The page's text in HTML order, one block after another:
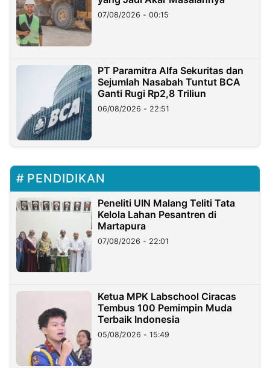
07/08/2026 - 00:15
PT Paramitra Alfa Sekuritas dan
Sejumlah Nasabah Tuntut BCA
Ganti Rugi Rp2,8 Triliun
06/08/2026 - 22:51
PENDIDIKAN
Peneliti UIN Malang Teliti Tata
Kelola Lahan Pesantren di
Martapura
07/08/2026 - 22:01
Ketua MPK Labschool Ciracas
Tembus 100 Pemimpin Muda
Terbaik Indonesia
05/08/2026 - 15:49